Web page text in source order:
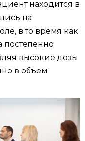
находится в
на
в то время как
постепенно
высокие дозы
в объем